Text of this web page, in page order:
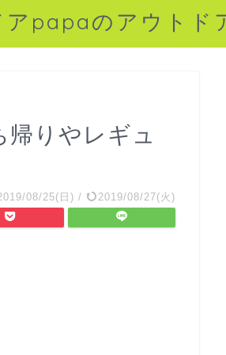
papaのアウトド
りやレギュ
08/25(日) / 2019/08/27(火)